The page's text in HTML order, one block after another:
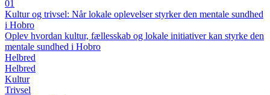
01
Kultur og trivsel: Når lokale oplevelser styrker den mentale sundhed
i Hobro
Oplev hvordan kultur, fællesskab og lokale initiativer kan styrke den
mentale sundhed i Hobro
Helbred
Helbred
Kultur
Trivsel